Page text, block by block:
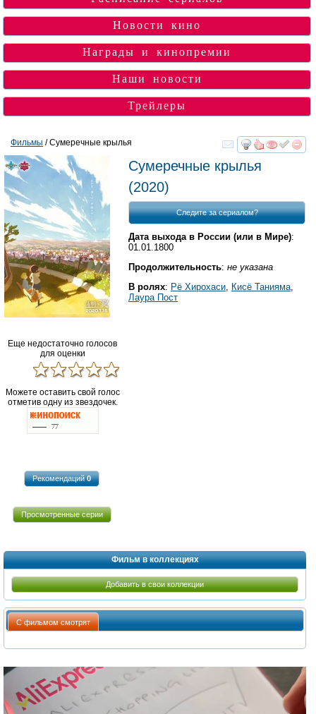
Новости кино
Награды и кинопремии
Наши новости
Трейлеры
смотреть
Фильмы / Сумеречные крылья
Еще недостаточно голосов
для оценки
Можете оставить свой голос
отметив одну из звездочек.
Рекомендаций0
Просмотренные серии
Сумеречные крылья
(2020)
Следите за сериалом?
Дата выхода в России (или в Мире):
01.01.1800
Продолжительность: не указана
В ролях: Рё Хирохаси Кисё Танияма
Лаура Пост
Фильм в коллекциях
Добавить в свои коллекции
С фильмом смотрят